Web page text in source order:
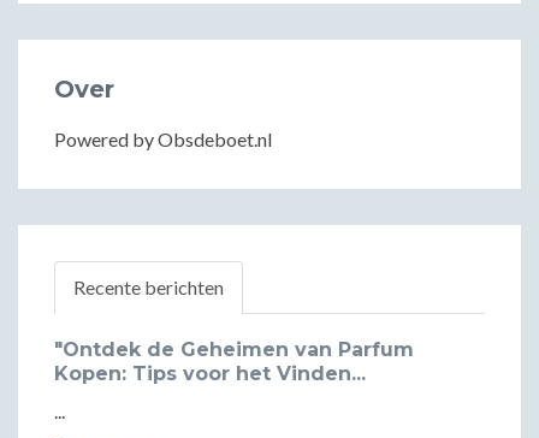
Over
Powered by Obsdeboet.nl
Recente berichten
"Ontdek de Geheimen van Parfum
Kopen: Tips voor het Vinden...
...